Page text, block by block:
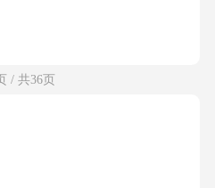
/ 共36页